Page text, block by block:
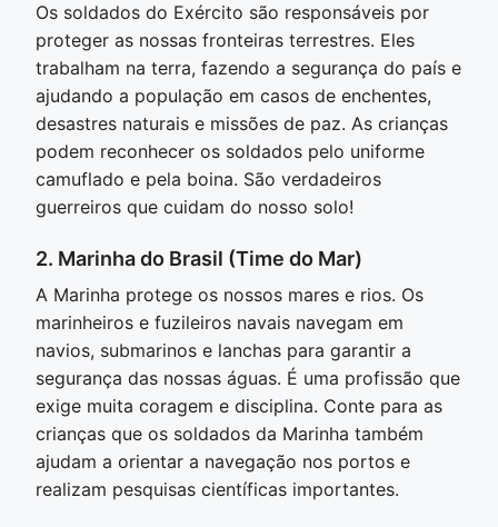
Os soldados do Exército são responsáveis por
proteger as nossas fronteiras terrestres. Eles
trabalham na terra, fazendo a segurança do país e
ajudando a população em casos de enchentes,
desastres naturais e missões de paz. As crianças
podem reconhecer os soldados pelo uniforme
camuflado e pela boina. São verdadeiros
guerreiros que cuidam do nosso solo!
2. Marinha do Brasil (Time do Mar)
A Marinha protege os nossos mares e rios. Os
marinheiros e fuzileiros navais navegam em
navios, submarinos e lanchas para garantir a
segurança das nossas águas. É uma profissão que
exige muita coragem e disciplina. Conte para as
crianças que os soldados da Marinha também
ajudam a orientar a navegação nos portos e
realizam pesquisas científicas importantes.